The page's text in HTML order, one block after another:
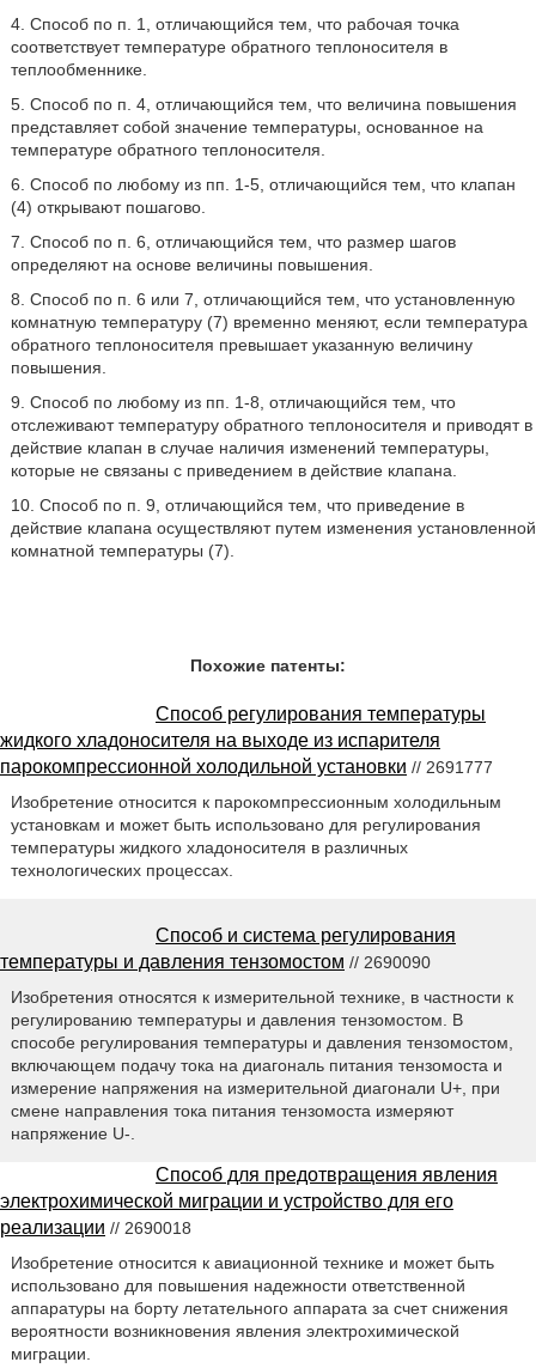
4. Способ по п. 1, отличающийся тем, что рабочая точка
соответствует температуре обратного теплоносителя в
теплообменнике.
5. Способ по п. 4, отличающийся тем, что величина повышения
представляет собой значение температуры, основанное на
температуре обратного теплоносителя.
6. Способ по любому из пп. 1-5, отличающийся тем, что клапан
(4) открывают пошагово.
7. Способ по п. 6, отличающийся тем, что размер шагов
определяют на основе величины повышения.
8. Способ по п. 6 или 7, отличающийся тем, что установленную
комнатную температуру (7) временно меняют, если температура
обратного теплоносителя превышает указанную величину
повышения.
9. Способ по любому из пп. 1-8, отличающийся тем, что
отслеживают температуру обратного теплоносителя и приводят в
действие клапан в случае наличия изменений температуры,
которые не связаны с приведением в действие клапана.
10. Способ по п. 9, отличающийся тем, что приведение в
действие клапана осуществляют путем изменения установленной
комнатной температуры (7).
Похожие патенты:
Способ регулирования температуры
жидкого хладоносителя на выходе из испарителя
парокомпрессионной холодильной установки // 2691777
Изобретение относится к парокомпрессионным холодильным
установкам и может быть использовано для регулирования
температуры жидкого хладоносителя в различных
технологических процессах.
Способ и система регулирования
температуры и давления тензомостом // 2690090
Изобретения относятся к измерительной технике, в частности к
регулированию температуры и давления тензомостом. В
способе регулирования температуры и давления тензомостом,
включающем подачу тока на диагональ питания тензомоста и
измерение напряжения на измерительной диагонали U+, при
смене направления тока питания тензомоста измеряют
напряжение U-.
Способ для предотвращения явления
электрохимической миграции и устройство для его
реализации // 2690018
Изобретение относится к авиационной технике и может быть
использовано для повышения надежности ответственной
аппаратуры на борту летательного аппарата за счет снижения
вероятности возникновения явления электрохимической
миграции.